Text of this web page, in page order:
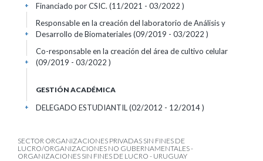
Financiado por CSIC. (11/2021 - 03/2022 )
+
Responsable en la creación del laboratorio de Análisis y
Desarrollo de Biomateriales (09/2019 - 03/2022 )
+
Co-responsable en la creación del área de cultivo celular
(09/2019 - 03/2022 )
+
GESTIÓN ACADÉMICA
DELEGADO ESTUDIANTIL (02/2012 - 12/2014 )
+
SECTOR ORGANIZACIONES PRIVADAS SIN FINES DE
LUCRO/ORGANIZACIONES NO GUBERNAMENTALES -
ORGANIZACIONES SIN FINES DE LUCRO - URUGUAY